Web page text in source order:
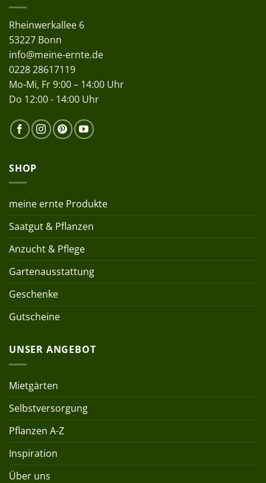
Rheinwerkallee 6
53227 Bonn
info@meine-ernte.de
0228 28617119
Mo-Mi, Fr 9:00 – 14:00 Uhr
Do 12:00 - 14:00 Uhr
SHOP
meine ernte Produkte
Saatgut & Pflanzen
Anzucht & Pflege
Gartenausstattung
Geschenke
Gutscheine
UNSER ANGEBOT
Mietgärten
Selbstversorgung
Pflanzen A-Z
Inspiration
Über uns